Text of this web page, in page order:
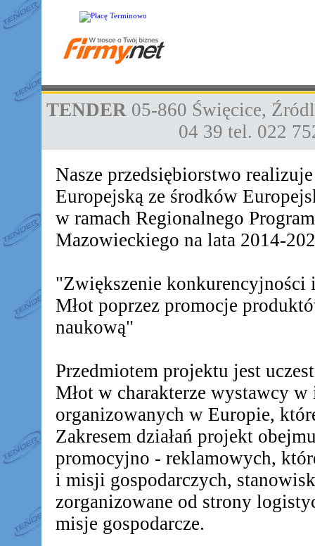
TENDER 05-860 Święcice,
04 39 tel. 022
Nasze przedsiębiorstwo
Europejską ze środków
w ramach Regionalnego
Mazowieckiego na lata 2014-
"Zwiększenie
Młot poprzez promocje
naukową"
Przedmiotem projektu jest
Młot w charakterze wystawcy
organizowanych w Europie,
Zakresem działań projekt
promocyjno - reklamowych,
i misji gospodarczych,
zorganizowane od strony
misje gospodarcze.